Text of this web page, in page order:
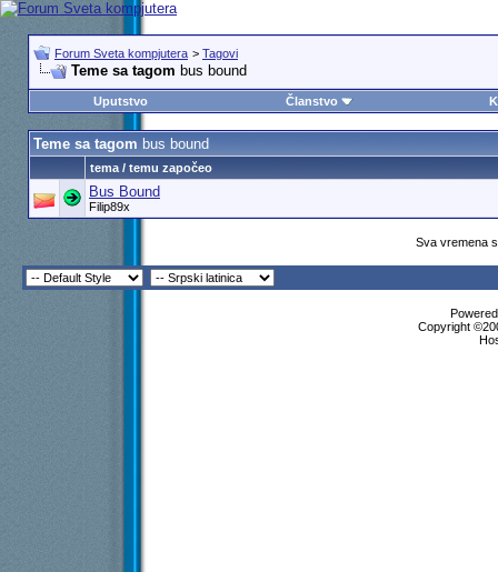
Forum Sveta kompjutera > Tagovi
Teme sa tagom bus bound
Uputstvo Članstvo
Teme sa tagom bus bound
tema / temu započeo
Bus Bound
Filip89x
Sva vremena
Copyright